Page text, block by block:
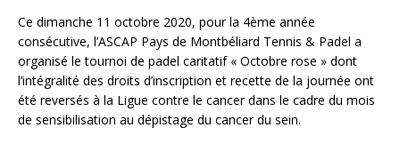
Ce dimanche 11 octobre 2020, pour la 4ème année
consécutive, l’ASCAP Pays de Montbéliard Tennis & Padel a
organisé le tournoi de padel caritatif « Octobre rose » dont
l’intégralité des droits d’inscription et recette de la journée ont
été reversés à la Ligue contre le cancer dans le cadre du mois
de sensibilisation au dépistage du cancer du sein.